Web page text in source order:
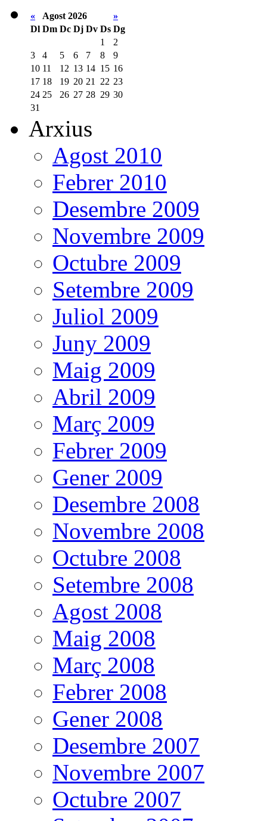
« Agost 2026
»
Dl Dm Dc Dj Dv Ds Dg
1
2
3
4 5 6 7 8
9
10 11 12 13 14 15 16
17 18 19 20 21 22 23
24 25 26 27 28 29 30
31
Arxius
Agost 2010
Febrer 2010
Desembre 2009
Novembre 2009
Octubre 2009
Setembre 2009
Juliol 2009
Juny 2009
Maig 2009
Abril 2009
Març 2009
Febrer 2009
Gener 2009
Desembre 2008
Novembre 2008
Octubre 2008
Setembre 2008
Agost 2008
Maig 2008
Març 2008
Febrer 2008
Gener 2008
Desembre 2007
Novembre 2007
Octubre 2007